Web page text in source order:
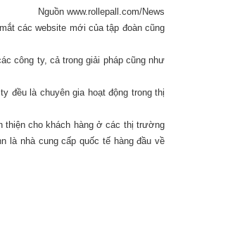
Nguồn www.rollepall.com/News
các website mới của tập đoàn cũng
công ty, cả trong giải pháp cũng như
đều là chuyên gia hoạt động trong thị
thiện cho khách hàng ở các thị trường
là nhà cung cấp quốc tế hàng đầu về